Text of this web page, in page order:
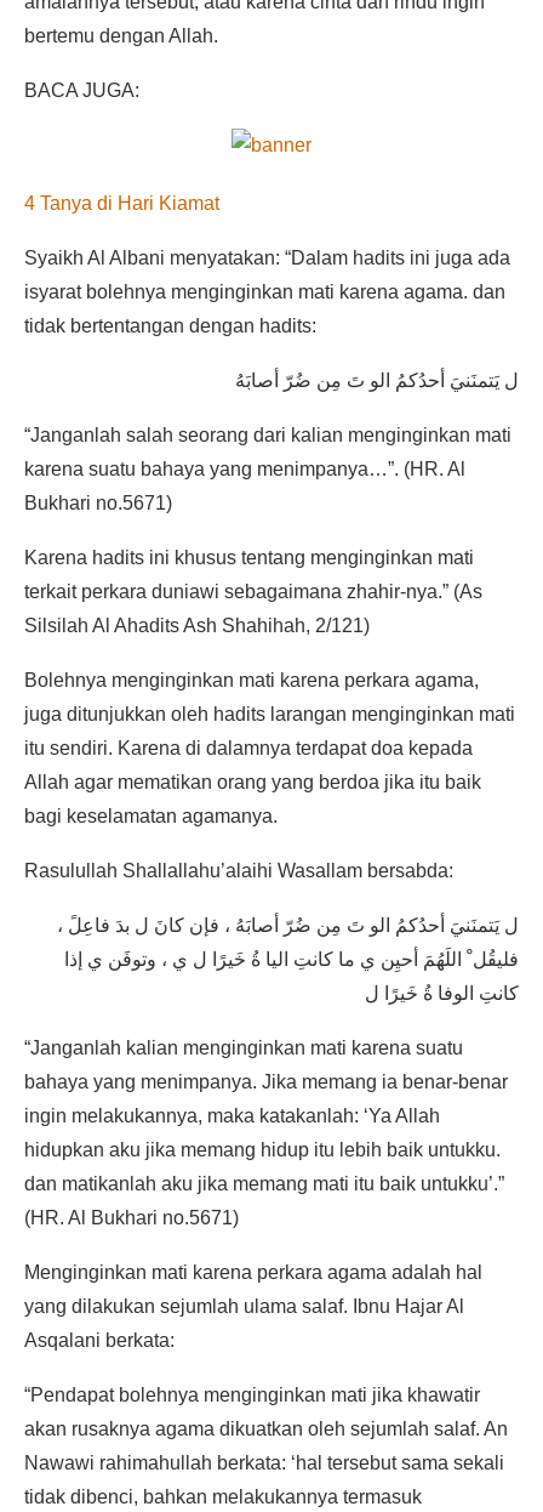
bertemu dengan Allah.
BACA JUGA:
4 Tanya di Hari Kiamat
Syaikh Al Albani menyatakan: “Dalam hadits ini juga ada
isyarat bolehnya menginginkan mati karena agama. dan
tidak bertentangan dengan hadits:
ل يَتمنَنيَ أحدُكمُ الو تَ مِن ضُرّ أصابَهُ
“Janganlah salah seorang dari kalian menginginkan mati
karena suatu bahaya yang menimpanya…”. (HR. Al
Bukhari no.5671)
Karena hadits ini khusus tentang menginginkan mati
terkait perkara duniawi sebagaimana zhahir-nya.” (As
Silsilah Al Ahadits Ash Shahihah, 2/121)
Bolehnya menginginkan mati karena perkara agama,
juga ditunjukkan oleh hadits larangan menginginkan mati
itu sendiri. Karena di dalamnya terdapat doa kepada
Allah agar mematikan orang yang berdoa jika itu baik
bagi keselamatan agamanya.
Rasulullah Shallallahu’alaihi Wasallam bersabda:
ل يَتمنَنيَ أحدُكمُ الو تَ مِن ضُرّ أصابَهُ ، فإن كانَ ل بدَ فاعِلً ،
فليقُل ْ اللَهُمَ أحيِن ي ما كانتِ اليا ةُ خَيرًا ل ي ، وتوفَن ي إذا
كانتِ الوفا ةُ خَيرًا ل
“Janganlah kalian menginginkan mati karena suatu
bahaya yang menimpanya. Jika memang ia benar-benar
ingin melakukannya, maka katakanlah: ‘Ya Allah
hidupkan aku jika memang hidup itu lebih baik untukku.
dan matikanlah aku jika memang mati itu baik untukku’.”
(HR. Al Bukhari no.5671)
Menginginkan mati karena perkara agama adalah hal
yang dilakukan sejumlah ulama salaf. Ibnu Hajar Al
Asqalani berkata:
“Pendapat bolehnya menginginkan mati jika khawatir
akan rusaknya agama dikuatkan oleh sejumlah salaf. An
Nawawi rahimahullah berkata: ‘hal tersebut sama sekali
tidak dibenci, bahkan melakukannya termasuk